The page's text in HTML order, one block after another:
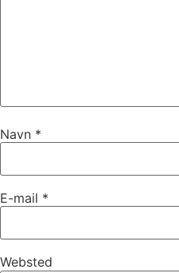
Navn *
E-mail *
Websted